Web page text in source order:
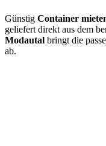
Günstig Container
geliefert direkt aus dem
Modautal bringt die
ab.